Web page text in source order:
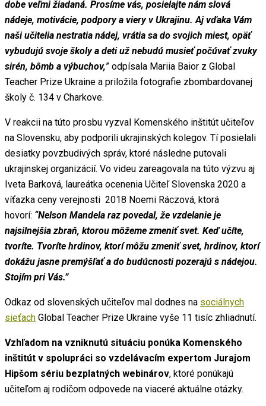
dobe veľmi žiadaná. Prosíme vás, posielajte nám slová
nádeje, motivácie, podpory a viery v Ukrajinu. Aj vďaka Vám
naši učitelia nestratia nádej, vrátia sa do svojich miest, opäť
vybudujú svoje školy a deti už nebudú musieť počúvať zvuky
sirén, bômb a výbuchov,” odpísala Mariia Baior z Global
Teacher Prize Ukraine a priložila fotografie zbombardovanej
školy č. 134 v Charkove.
V reakcii na túto prosbu vyzval Komenského inštitút učiteľov
na Slovensku, aby podporili ukrajinských kolegov. Tí posielali
desiatky povzbudivých správ, ktoré následne putovali
ukrajinskej organizácií. Vo videu zareagovala na túto výzvu aj
Iveta Barková, laureátka ocenenia Učiteľ Slovenska 2020 a
víťazka ceny verejnosti 2018 Noemi Ráczová, ktorá
hovorí: “Nelson Mandela raz povedal, že vzdelanie je
najsilnejšia zbraň, ktorou môžeme zmeniť svet. Keď učíte,
tvoríte. Tvoríte hrdinov, ktorí môžu zmeniť svet, hrdinov, ktorí
dokážu jasne premýšľať a do budúcnosti pozerajú s nádejou.
Stojím pri Vás.”
Odkaz od slovenských učiteľov mal dodnes na sociálnych
sieťach Global Teacher Prize Ukraine vyše 11 tisíc zhliadnutí.
Vzhľadom na vzniknutú situáciu ponúka Komenského
inštitút v spolupráci so vzdelávacím expertom Jurajom
Hipšom sériu bezplatných webinárov, ktoré ponúkajú
učiteľom aj rodičom odpovede na viaceré aktuálne otázky.